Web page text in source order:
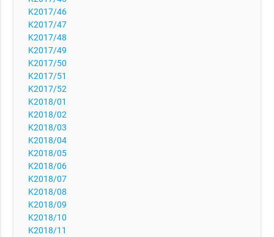
K2017/46
K2017/47
K2017/48
K2017/49
K2017/50
K2017/51
K2017/52
K2018/01
K2018/02
K2018/03
K2018/04
K2018/05
K2018/06
K2018/07
K2018/08
K2018/09
K2018/10
K2018/11